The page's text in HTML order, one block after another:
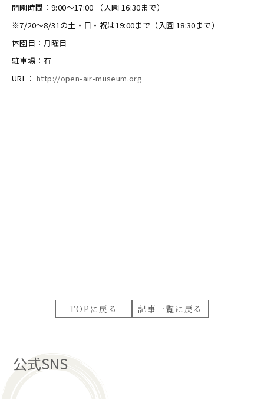
開園時間：9:00～17:00 （入園 16:30まで）
※7/20～8/31の土・日・祝は19:00まで（入園 18:30まで）
休園日：月曜日
駐車場：有
URL： http://open-air-museum.org
TOPに戻る 記事一覧に戻る
公式SNS